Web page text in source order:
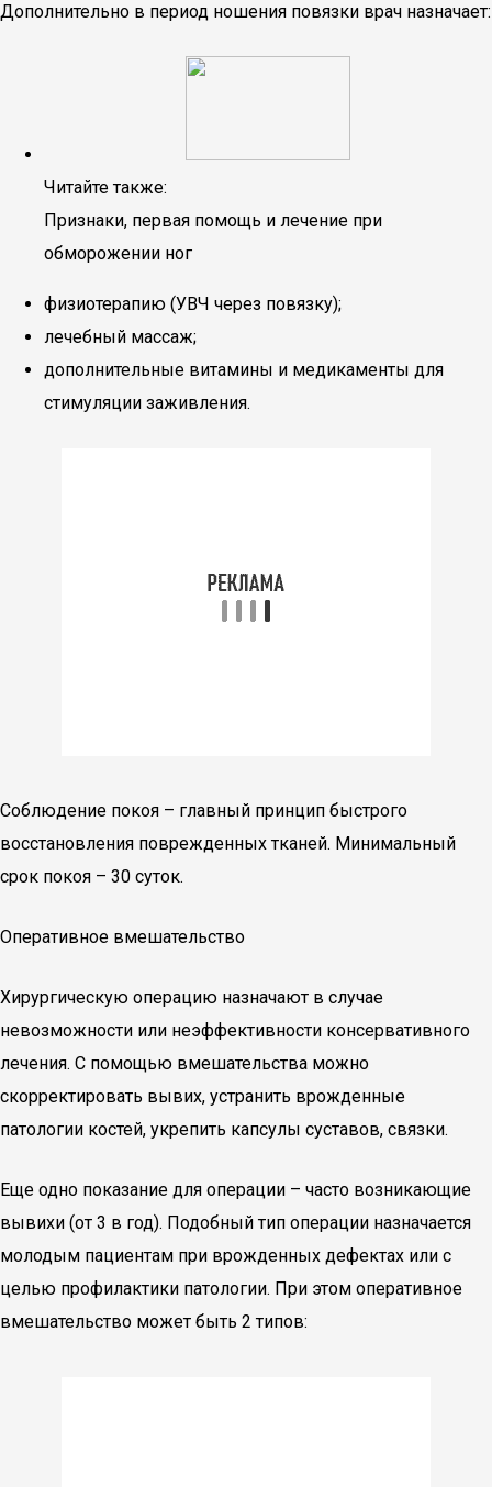
Дополнительно в период ношения повязки врач назначает:
Читайте также:
Признаки, первая помощь и лечение при
обморожении ног
физиотерапию (УВЧ через повязку);
лечебный массаж;
дополнительные витамины и медикаменты для
стимуляции заживления.
Соблюдение покоя – главный принцип быстрого
восстановления поврежденных тканей. Минимальный
срок покоя – 30 суток.
Оперативное вмешательство
Хирургическую операцию назначают в случае
невозможности или неэффективности консервативного
лечения. С помощью вмешательства можно
скорректировать вывих, устранить врожденные
патологии костей, укрепить капсулы суставов, связки.
Еще одно показание для операции – часто возникающие
вывихи (от 3 в год). Подобный тип операции назначается
молодым пациентам при врожденных дефектах или с
целью профилактики патологии. При этом оперативное
вмешательство может быть 2 типов: